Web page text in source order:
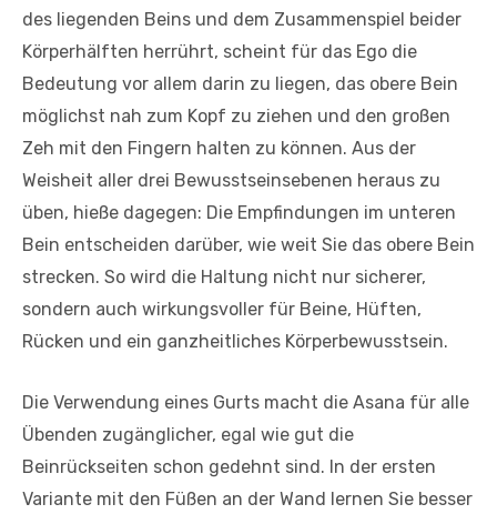
des liegenden Beins und dem Zusammenspiel beider
Körperhälften herrührt, scheint für das Ego die
Bedeutung vor allem darin zu liegen, das obere Bein
möglichst nah zum Kopf zu ziehen und den großen
Zeh mit den Fingern halten zu können. Aus der
Weisheit aller drei Bewusstseinsebenen heraus zu
üben, hieße dagegen: Die Empfindungen im unteren
Bein entscheiden darüber, wie weit Sie das obere Bein
strecken. So wird die Haltung nicht nur sicherer,
sondern auch wirkungsvoller für Beine, Hüften,
Rücken und ein ganzheitliches Körperbewusstsein.
Die Verwendung eines Gurts macht die Asana für alle
Übenden zugänglicher, egal wie gut die
Beinrückseiten schon gedehnt sind. In der ersten
Variante mit den Füßen an der Wand lernen Sie besser